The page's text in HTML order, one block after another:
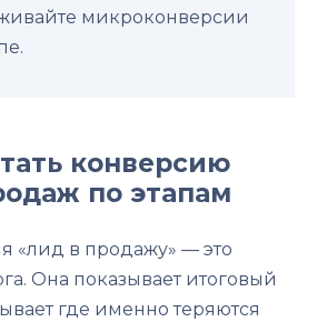
микроконверсии
конверсию
по этапам
«лид в продажу» — это
Она показывает итоговый
где именно теряются